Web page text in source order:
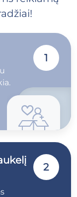
1
2